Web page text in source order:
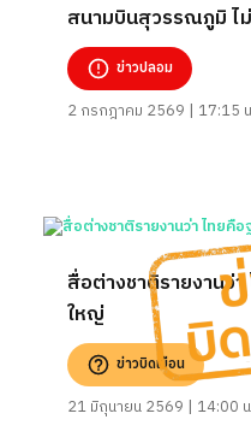
สนามบินสุวรรณภูมิ ไ
ข่าวปลอม
2 กรกฎาคม 2569 | 17:15
สื่อต่างชาติรายงานว่
ใหญ่
ข่าวบิดเบือน
21 มิถุนายน 2569 | 14:00